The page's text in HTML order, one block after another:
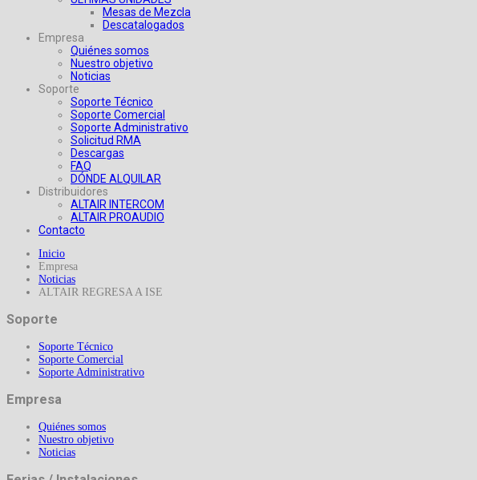
Mesas de Mezcla
Descatalogados
Empresa
Quiénes somos
Nuestro objetivo
Noticias
Soporte
Soporte Técnico
Soporte Comercial
Soporte Administrativo
Solicitud RMA
Descargas
FAQ
DÓNDE ALQUILAR
Distribuidores
ALTAIR INTERCOM
ALTAIR PROAUDIO
Contacto
Inicio
Empresa
Noticias
ALTAIR REGRESA A ISE
Soporte
Soporte Técnico
Soporte Comercial
Soporte Administrativo
Empresa
Quiénes somos
Nuestro objetivo
Noticias